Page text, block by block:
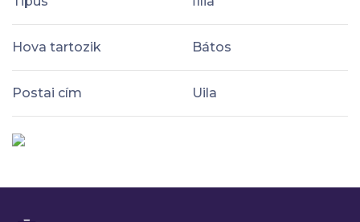
Hova tartozik Bátos
Postai cím Uila